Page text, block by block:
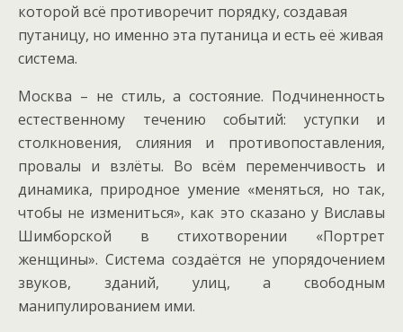
которой всё противоречит порядку, создавая
путаницу, но именно эта путаница и есть её живая
система.
Москва – не стиль, а состояние. Подчиненность
естественному течению событий: уступки и
столкновения, слияния и противопоставления,
провалы и взлёты. Во всём переменчивость и
динамика, природное умение «меняться, но так,
чтобы не измениться», как это сказано у Виславы
Шимборской в стихотворении «Портрет
женщины». Система создаётся не упорядочением
звуков, зданий, улиц, а свободным
манипулированием ими.